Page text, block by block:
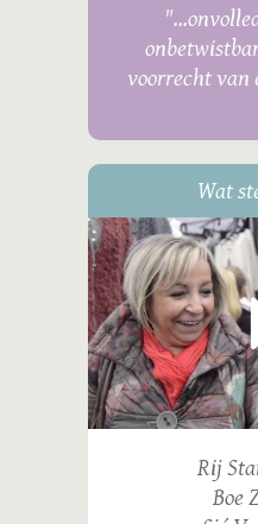
voorrecht van
Wat
Rij
Boe